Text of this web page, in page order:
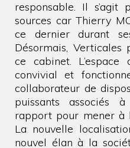
responsable. Il s’agit
sources car Thierry
ce dernier durant
Désormais, Verticales
ce cabinet.
convivial et
collaborateur de
puissants associés
rapport pour mener à
La nouvelle
nouvel élan à la